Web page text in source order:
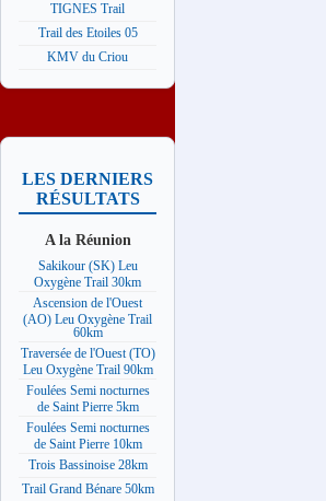
TIGNES Trail
Trail des Etoiles 05
KMV du Criou
LES DERNIERS
RÉSULTATS
A la Réunion
Sakikour (SK) Leu
Oxygène Trail 30km
Ascension de l'Ouest
(AO) Leu Oxygène Trail
60km
Traversée de l'Ouest (TO)
Leu Oxygène Trail 90km
Foulées Semi nocturnes
de Saint Pierre 5km
Foulées Semi nocturnes
de Saint Pierre 10km
Trois Bassinoise 28km
Trail Grand Bénare 50km